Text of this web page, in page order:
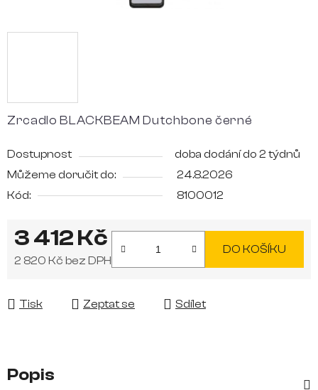
Zrcadlo BLACKBEAM Dutchbone černé
Dostupnost
doba dodání do 2 týdnů
Můžeme doručit do:
24.8.2026
Kód:
8100012
3 412 Kč
2 820 Kč bez DPH
DO KOŠÍKU
Tisk Zeptat se Sdílet
Popis